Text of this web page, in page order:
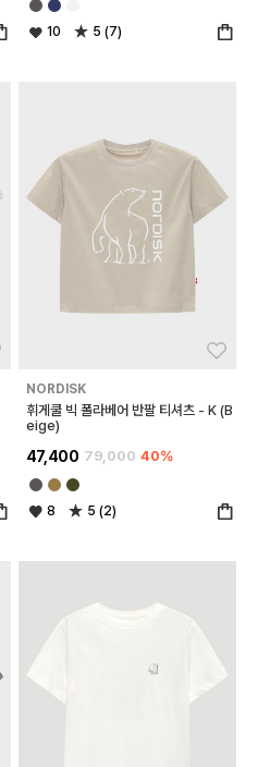
10 5 (7)
NORDISK
휘게쿨 빅 폴라베어 반팔 티셔츠 - K (B
eige)
47,400 79,000 40%
8 5 (2)